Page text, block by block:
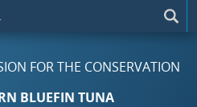
FOR THE CONSERVATION
BLUEFIN TUNA